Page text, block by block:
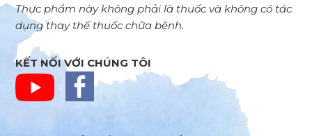
Thực phẩm này không phải là thuốc và không có tác
dụng thay thế thuốc chữa bệnh.
KẾT NỐI VỚI CHÚNG TÔI